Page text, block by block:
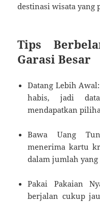
destinasi wisata yang
Tips
Garasi Besar
Datang Lebih Awal:
habis, jadi
mendapatkan
Bawa Uang
menerima kartu
dalam jumlah yang
Pakai Pakaian
berjalan cukup